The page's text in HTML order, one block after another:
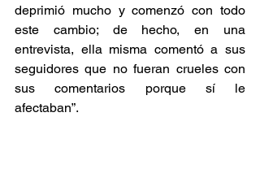
deprimió mucho y comenzó con todo
este cambio; de hecho, en una
entrevista, ella misma comentó a sus
seguidores que no fueran crueles con
sus comentarios porque sí le
afectaban”.